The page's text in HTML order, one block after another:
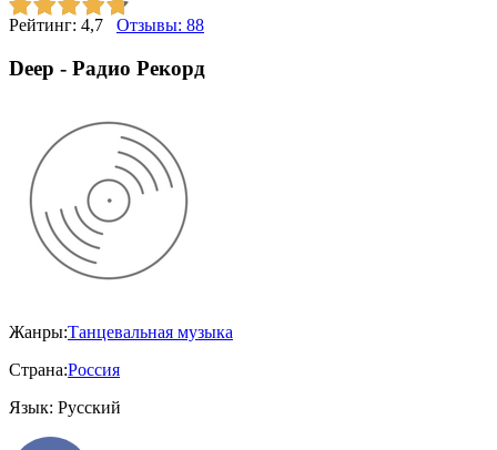
Рейтинг: 4,7 Отзывы: 88
Deep - Радио Рекорд
Жанры:Танцевальная музыка
Страна:Россия
Язык: Русский